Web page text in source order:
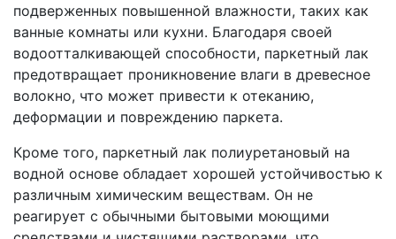
подверженных повышенной влажности, таких как
ванные комнаты или кухни. Благодаря своей
водоотталкивающей способности, паркетный лак
предотвращает проникновение влаги в древесное
волокно, что может привести к отеканию,
деформации и повреждению паркета.
Кроме того, паркетный лак полиуретановый на
водной основе обладает хорошей устойчивостью к
различным химическим веществам. Он не
реагирует с обычными бытовыми моющими